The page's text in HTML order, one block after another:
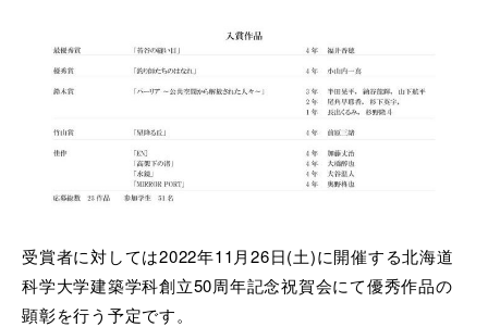
受賞者に対しては2022年11月26日(土)に開催する北海道
科学大学建築学科創立50周年記念祝賀会にて優秀作品の
顕彰を行う予定です。